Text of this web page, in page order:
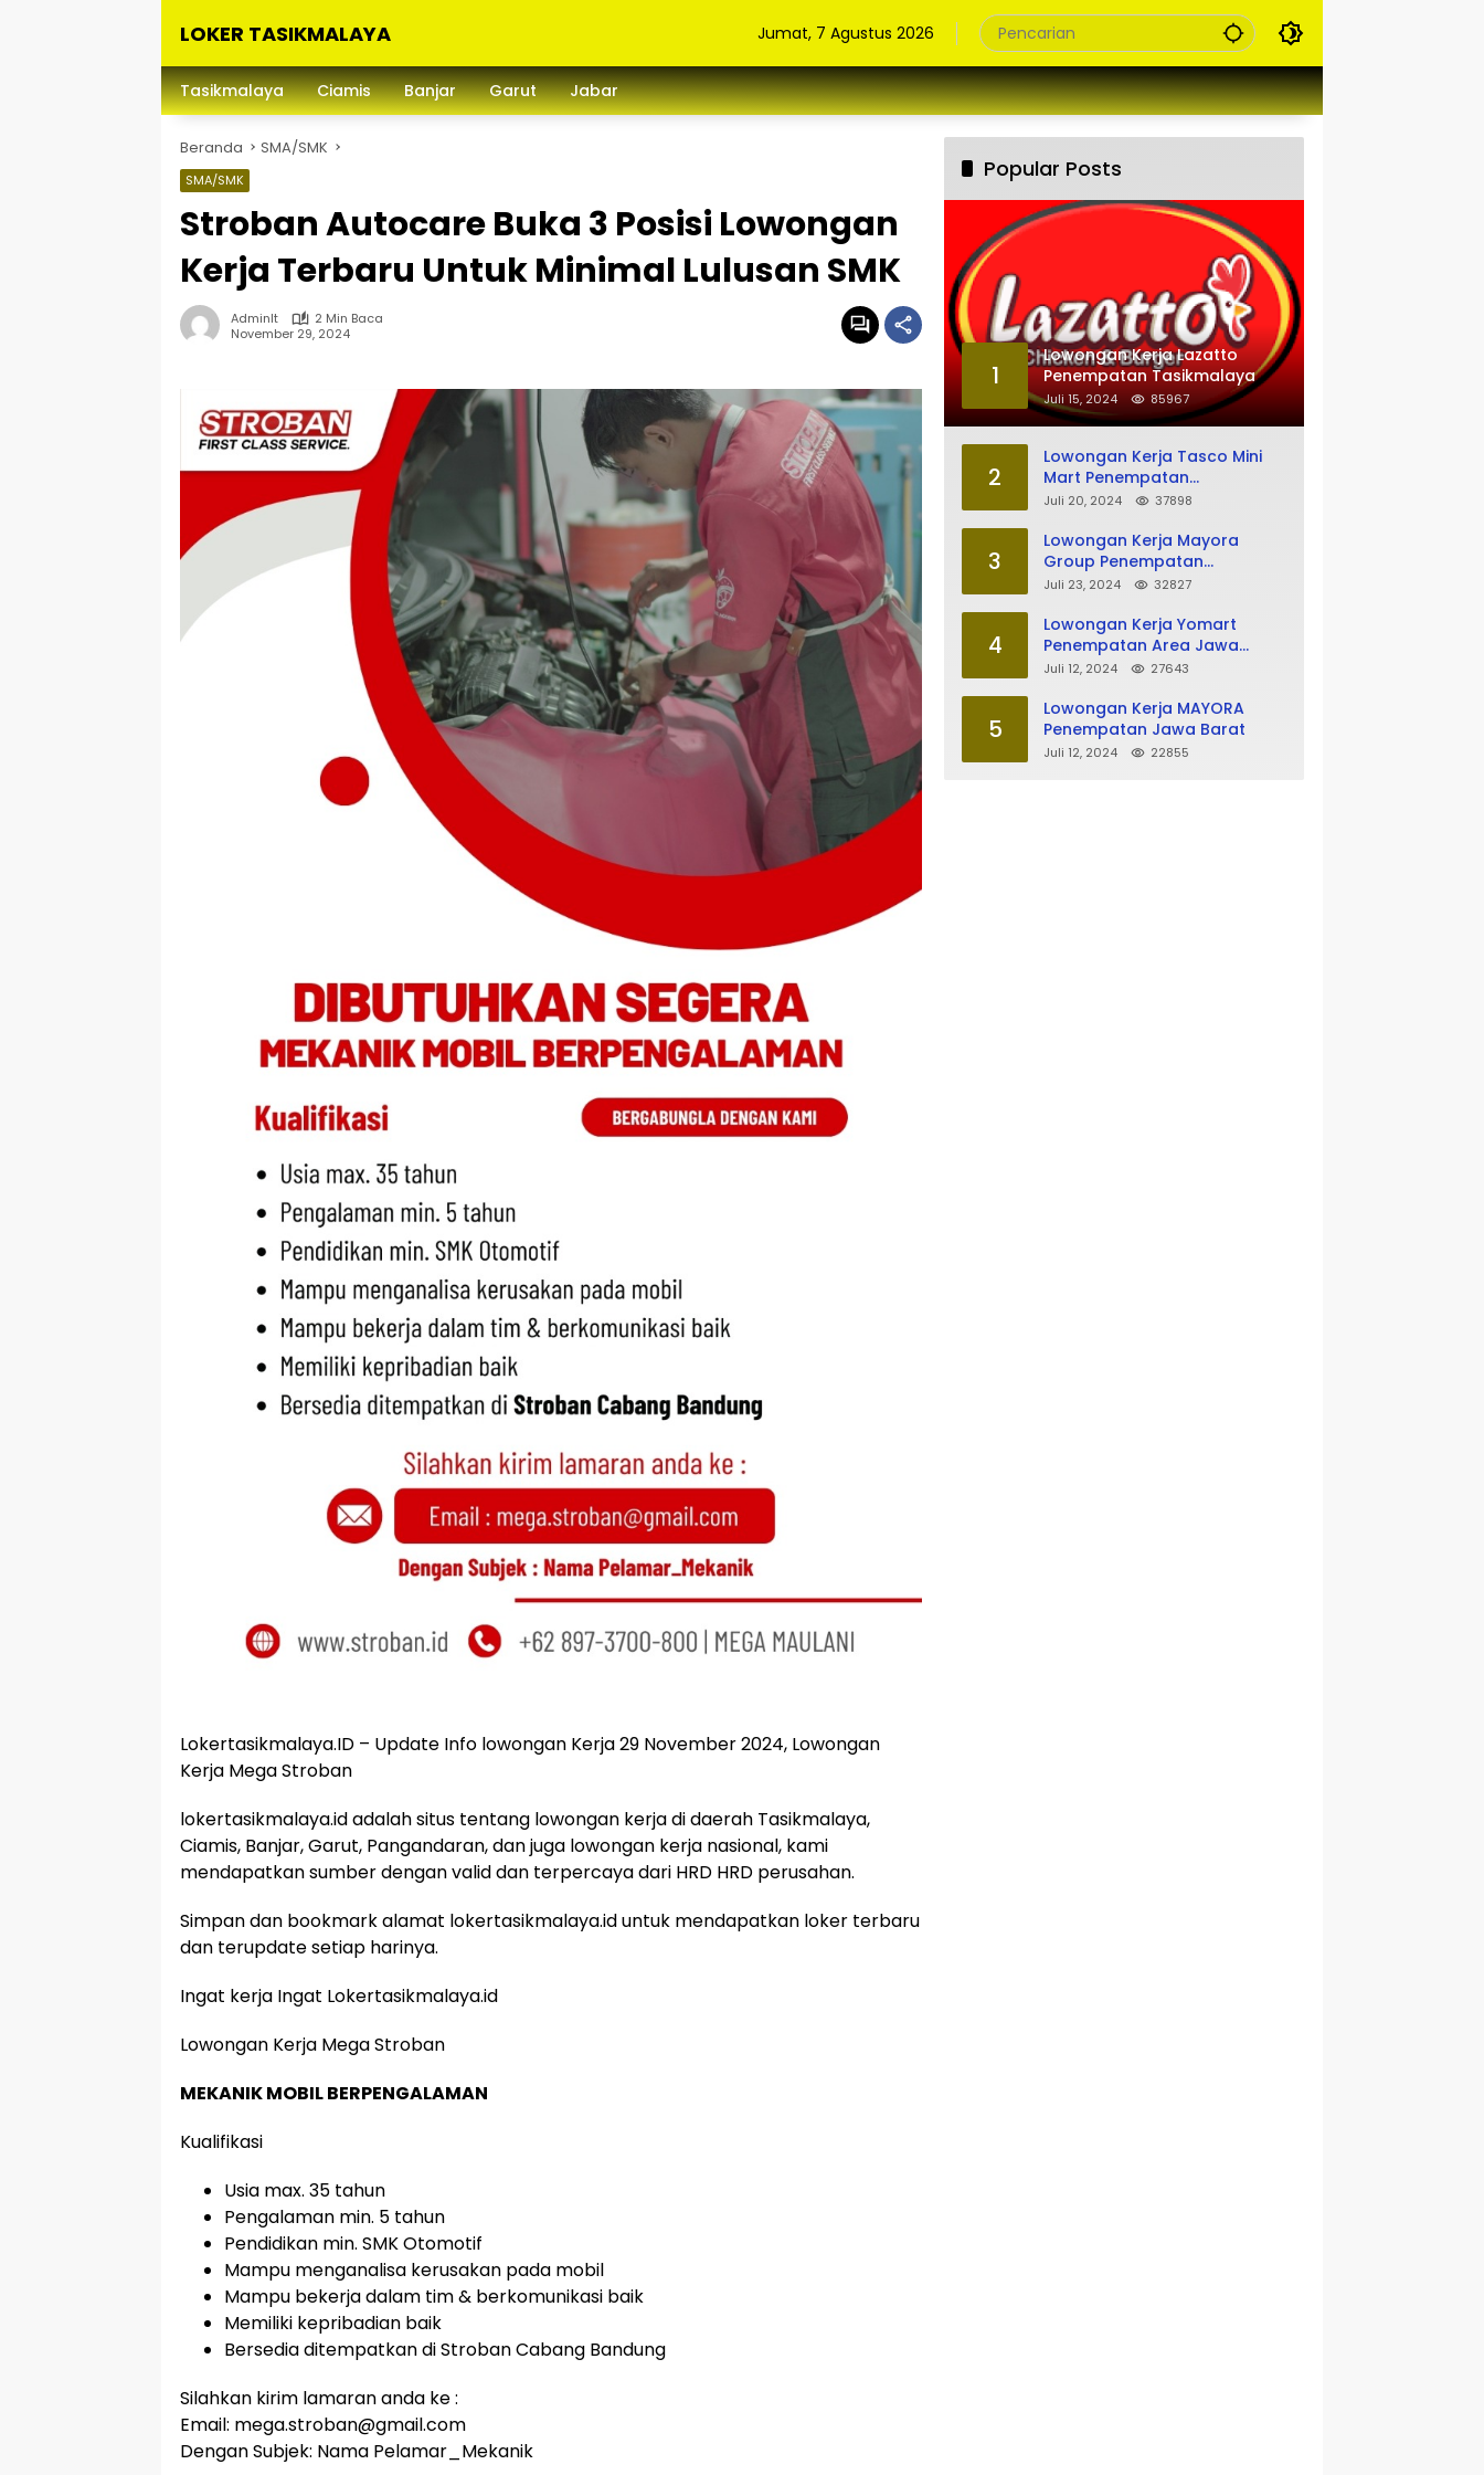
LOKER TASIKMALAYA
Lowongan
Kerja
dan
Sekitarna
Jumat, 7 Agustus 2026
Tasikmalaya Ciamis Banjar Garut Jabar
Beranda SMA/SMK
SMA/SMK
Stroban Autocare Buka 3 Posisi Lowongan
Kerja Terbaru Untuk Minimal Lulusan SMK
Adminlt
2 Min Baca
November 29, 2024
Lokertasikmalaya.ID – Update Info lowongan Kerja 29 November 2024, Lowongan
Kerja Mega Stroban
lokertasikmalaya.id adalah situs tentang lowongan kerja di daerah Tasikmalaya,
Ciamis, Banjar, Garut, Pangandaran, dan juga lowongan kerja nasional, kami
mendapatkan sumber dengan valid dan terpercaya dari HRD HRD perusahan.
Simpan dan bookmark alamat lokertasikmalaya.id untuk mendapatkan loker terbaru
dan terupdate setiap harinya.
Ingat kerja Ingat Lokertasikmalaya.id
Lowongan Kerja Mega Stroban
MEKANIK MOBIL BERPENGALAMAN
Kualifikasi
Usia max. 35 tahun
Pengalaman min. 5 tahun
Pendidikan min. SMK Otomotif
Mampu menganalisa kerusakan pada mobil
Mampu bekerja dalam tim & berkomunikasi baik
Memiliki kepribadian baik
Bersedia ditempatkan di Stroban Cabang Bandung
Silahkan kirim lamaran anda ke :
Email: mega.stroban@gmail.com
Dengan Subjek: Nama Pelamar_Mekanik
Popular Posts
1
Lowongan Kerja Lazatto
Penempatan Tasikmalaya
Juli 15, 2024 85967
2
Lowongan Kerja Tasco Mini
Mart Penempatan
Tasikmalaya
Juli 20, 2024 37898
3
Lowongan Kerja Mayora
Group Penempatan
Tasikmalaya
Juli 23, 2024 32827
4
Lowongan Kerja Yomart
Penempatan Area Jawa
Barat
Juli 12, 2024 27643
5
Lowongan Kerja MAYORA
Penempatan Jawa Barat
Juli 12, 2024 22855